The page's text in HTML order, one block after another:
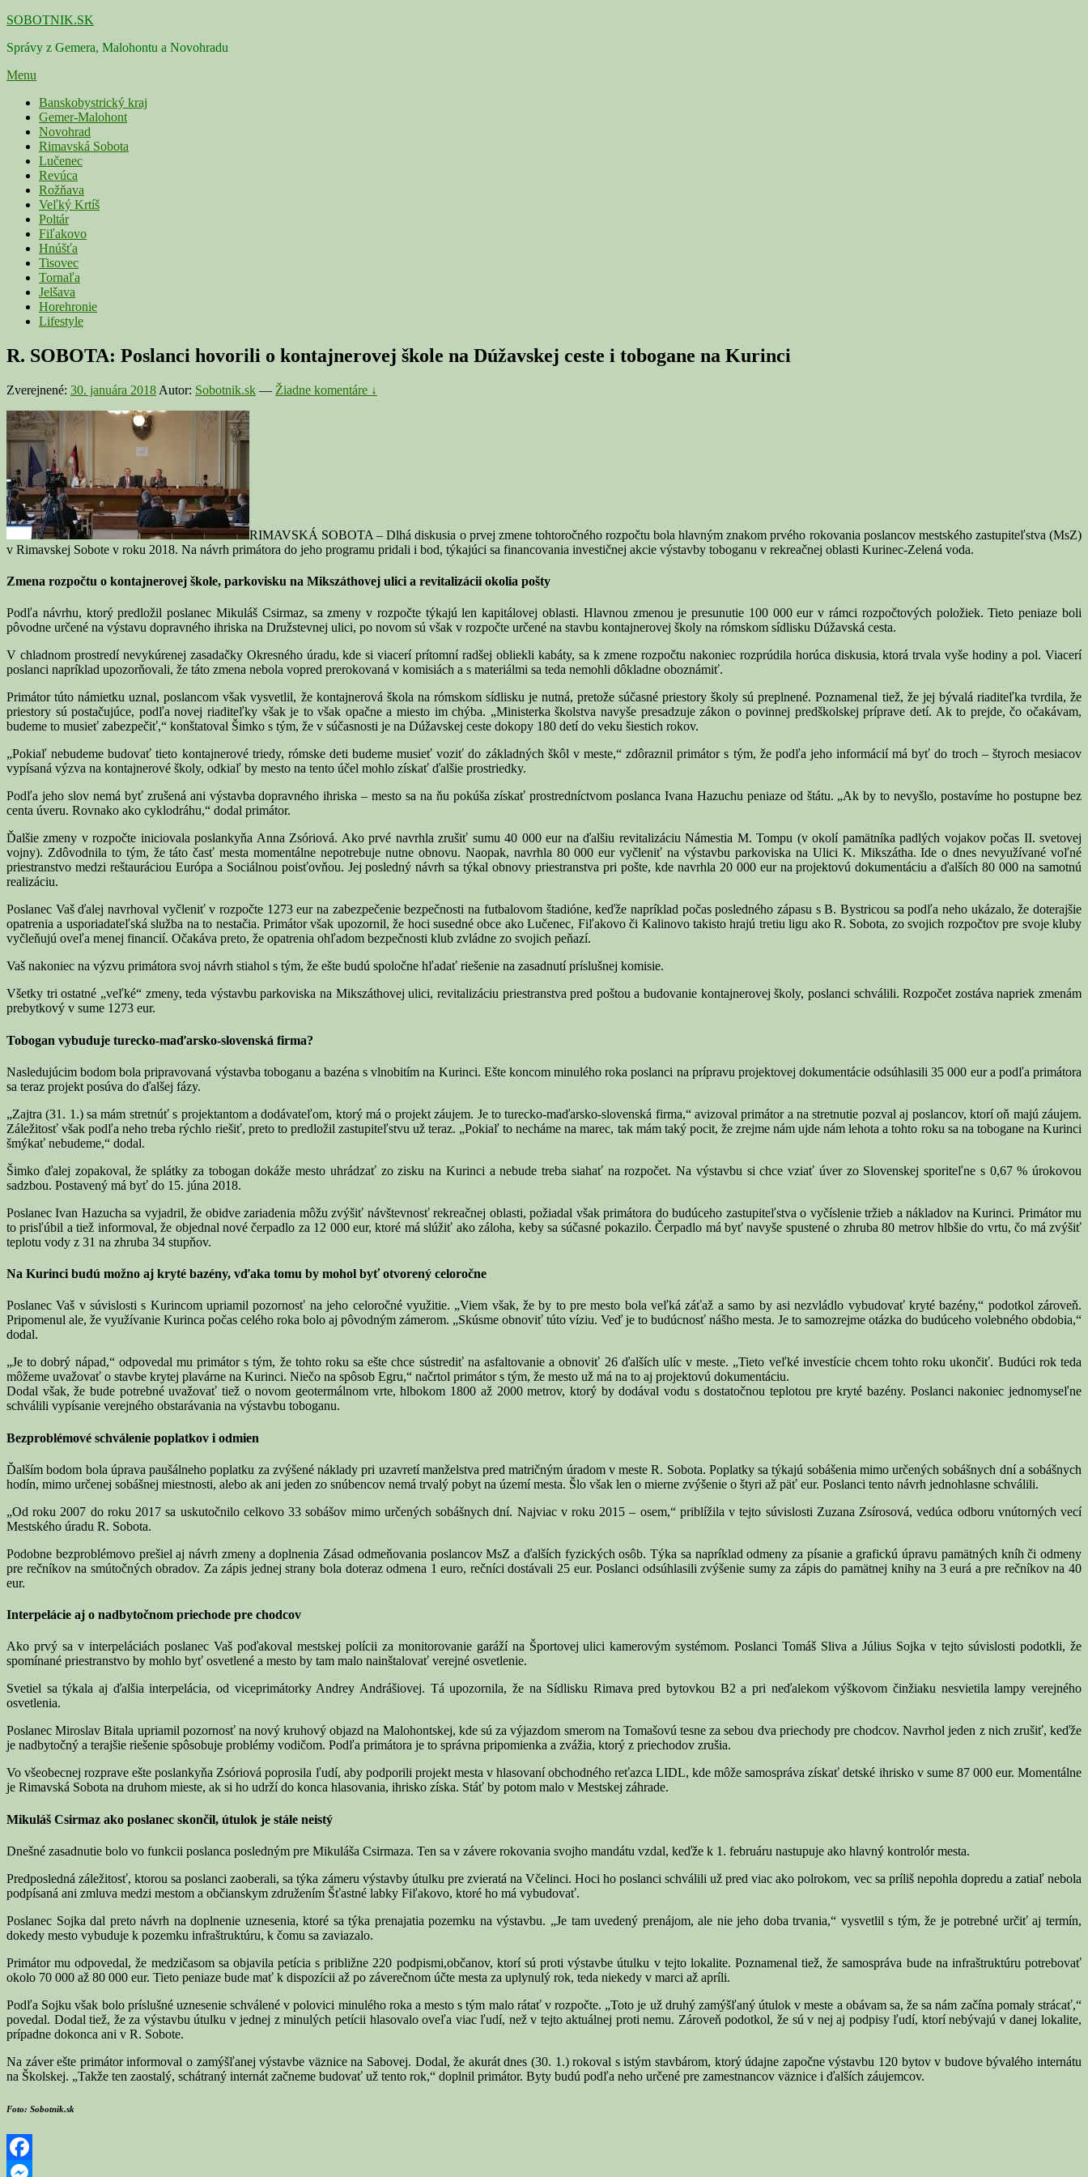
Skip
content
SOBOTNIK.SK
Správy z Gemera, Malohontu a Novohradu
Menu
Primárne
menu
Banskobystrický kraj
Gemer-Malohont
Novohrad
Rimavská Sobota
Lučenec
Revúca
Rožňava
Veľký Krtíš
Poltár
Fiľakovo
Hnúšťa
Tisovec
Tornaľa
Jelšava
Horehronie
Lifestyle
R. SOBOTA: Poslanci hovorili o kontajnerovej škole na Dúžavskej ceste i tobogane na Kurinci
Zverejnené: 30. januára 2018 Autor: Sobotnik.sk — Žiadne komentáre ↓
RIMAVSKÁ SOBOTA – Dlhá diskusia o prvej zmene tohtoročného rozpočtu bola hlavným znakom prvého rokovania poslancov mestského zastupiteľstva (MsZ)
v Rimavskej Sobote v roku 2018. Na návrh primátora do jeho programu pridali i bod, týkajúci sa financovania investičnej akcie výstavby toboganu v rekreačnej oblasti Kurinec-Zelená voda.
Zmena rozpočtu o kontajnerovej škole, parkovisku na Mikszáthovej ulici a revitalizácii okolia pošty
Podľa návrhu, ktorý predložil poslanec Mikuláš Csirmaz, sa zmeny v rozpočte týkajú len kapitálovej oblasti. Hlavnou zmenou je presunutie 100 000 eur v rámci rozpočtových položiek. Tieto peniaze boli
pôvodne určené na výstavu dopravného ihriska na Družstevnej ulici, po novom sú však v rozpočte určené na stavbu kontajnerovej školy na rómskom sídlisku Dúžavská cesta.
V chladnom prostredí nevykúrenej zasadačky Okresného úradu, kde si viacerí prítomní radšej obliekli kabáty, sa k zmene rozpočtu nakoniec rozprúdila horúca diskusia, ktorá trvala vyše hodiny a pol. Viacerí
poslanci napríklad upozorňovali, že táto zmena nebola vopred prerokovaná v komisiách a s materiálmi sa teda nemohli dôkladne oboznámiť.
Primátor túto námietku uznal, poslancom však vysvetlil, že kontajnerová škola na rómskom sídlisku je nutná, pretože súčasné priestory školy sú preplnené. Poznamenal tiež, že jej bývalá riaditeľka tvrdila, že
priestory sú postačujúce, podľa novej riaditeľky však je to však opačne a miesto im chýba. „Ministerka školstva navyše presadzuje zákon o povinnej predškolskej príprave detí. Ak to prejde, čo očakávam,
budeme to musieť zabezpečiť,“ konštatoval Šimko s tým, že v súčasnosti je na Dúžavskej ceste dokopy 180 detí do veku šiestich rokov.
„Pokiaľ nebudeme budovať tieto kontajnerové triedy, rómske deti budeme musieť voziť do základných škôl v meste,“ zdôraznil primátor s tým, že podľa jeho informácií má byť do troch – štyroch mesiacov
vypísaná výzva na kontajnerové školy, odkiaľ by mesto na tento účel mohlo získať ďalšie prostriedky.
Podľa jeho slov nemá byť zrušená ani výstavba dopravného ihriska – mesto sa na ňu pokúša získať prostredníctvom poslanca Ivana Hazuchu peniaze od štátu. „Ak by to nevyšlo, postavíme ho postupne bez
centa úveru. Rovnako ako cyklodráhu,“ dodal primátor.
Ďalšie zmeny v rozpočte iniciovala poslankyňa Anna Zsóriová. Ako prvé navrhla zrušiť sumu 40 000 eur na ďalšiu revitalizáciu Námestia M. Tompu (v okolí pamätníka padlých vojakov počas II. svetovej
vojny). Zdôvodnila to tým, že táto časť mesta momentálne nepotrebuje nutne obnovu. Naopak, navrhla 80 000 eur vyčleniť na výstavbu parkoviska na Ulici K. Mikszátha. Ide o dnes nevyužívané voľné
priestranstvo medzi reštauráciou Európa a Sociálnou poisťovňou. Jej posledný návrh sa týkal obnovy priestranstva pri pošte, kde navrhla 20 000 eur na projektovú dokumentáciu a ďalších 80 000 na samotnú
realizáciu.
Poslanec Vaš ďalej navrhoval vyčleniť v rozpočte 1273 eur na zabezpečenie bezpečnosti na futbalovom štadióne, keďže napríklad počas posledného zápasu s B. Bystricou sa podľa neho ukázalo, že doterajšie
opatrenia a usporiadateľská služba na to nestačia. Primátor však upozornil, že hoci susedné obce ako Lučenec, Fiľakovo či Kalinovo takisto hrajú tretiu ligu ako R. Sobota, zo svojich rozpočtov pre svoje kluby
vyčleňujú oveľa menej financií. Očakáva preto, že opatrenia ohľadom bezpečnosti klub zvládne zo svojich peňazí.
Vaš nakoniec na výzvu primátora svoj návrh stiahol s tým, že ešte budú spoločne hľadať riešenie na zasadnutí príslušnej komisie.
Všetky tri ostatné „veľké“ zmeny, teda výstavbu parkoviska na Mikszáthovej ulici, revitalizáciu priestranstva pred poštou a budovanie kontajnerovej školy, poslanci schválili. Rozpočet zostáva napriek zmenám
prebytkový v sume 1273 eur.
Tobogan vybuduje turecko-maďarsko-slovenská firma?
Nasledujúcim bodom bola pripravovaná výstavba toboganu a bazéna s vlnobitím na Kurinci. Ešte koncom minulého roka poslanci na prípravu projektovej dokumentácie odsúhlasili 35 000 eur a podľa primátora
sa teraz projekt posúva do ďalšej fázy.
„Zajtra (31. 1.) sa mám stretnúť s projektantom a dodávateľom, ktorý má o projekt záujem. Je to turecko-maďarsko-slovenská firma,“ avizoval primátor a na stretnutie pozval aj poslancov, ktorí oň majú záujem.
Záležitosť však podľa neho treba rýchlo riešiť, preto to predložil zastupiteľstvu už teraz. „Pokiaľ to necháme na marec, tak mám taký pocit, že zrejme nám ujde nám lehota a tohto roku sa na tobogane na Kurinci
šmýkať nebudeme,“ dodal.
Šimko ďalej zopakoval, že splátky za tobogan dokáže mesto uhrádzať zo zisku na Kurinci a nebude treba siahať na rozpočet. Na výstavbu si chce vziať úver zo Slovenskej sporiteľne s 0,67 % úrokovou
sadzbou. Postavený má byť do 15. júna 2018.
Poslanec Ivan Hazucha sa vyjadril, že obidve zariadenia môžu zvýšiť návštevnosť rekreačnej oblasti, požiadal však primátora do budúceho zastupiteľstva o vyčíslenie tržieb a nákladov na Kurinci. Primátor mu
to prisľúbil a tiež informoval, že objednal nové čerpadlo za 12 000 eur, ktoré má slúžiť ako záloha, keby sa súčasné pokazilo. Čerpadlo má byť navyše spustené o zhruba 80 metrov hlbšie do vrtu, čo má zvýšiť
teplotu vody z 31 na zhruba 34 stupňov.
Na Kurinci budú možno aj kryté bazény, vďaka tomu by mohol byť otvorený celoročne
Poslanec Vaš v súvislosti s Kurincom upriamil pozornosť na jeho celoročné využitie. „Viem však, že by to pre mesto bola veľká záťaž a samo by asi nezvládlo vybudovať kryté bazény,“ podotkol zároveň.
Pripomenul ale, že využívanie Kurinca počas celého roka bolo aj pôvodným zámerom. „Skúsme obnoviť túto víziu. Veď je to budúcnosť nášho mesta. Je to samozrejme otázka do budúceho volebného obdobia,“
dodal.
„Je to dobrý nápad,“ odpovedal mu primátor s tým, že tohto roku sa ešte chce sústrediť na asfaltovanie a obnoviť 26 ďalších ulíc v meste. „Tieto veľké investície chcem tohto roku ukončiť. Budúci rok teda
môžeme uvažovať o stavbe krytej plavárne na Kurinci. Niečo na spôsob Egru,“ načrtol primátor s tým, že mesto už má na to aj projektovú dokumentáciu.
Dodal však, že bude potrebné uvažovať tiež o novom geotermálnom vrte, hlbokom 1800 až 2000 metrov, ktorý by dodával vodu s dostatočnou teplotou pre kryté bazény. Poslanci nakoniec jednomyseľne
schválili vypísanie verejného obstarávania na výstavbu toboganu.
Bezproblémové schválenie poplatkov i odmien
Ďalším bodom bola úprava paušálneho poplatku za zvýšené náklady pri uzavretí manželstva pred matričným úradom v meste R. Sobota. Poplatky sa týkajú sobášenia mimo určených sobášnych dní a sobášnych
hodín, mimo určenej sobášnej miestnosti, alebo ak ani jeden zo snúbencov nemá trvalý pobyt na území mesta. Šlo však len o mierne zvýšenie o štyri až päť eur. Poslanci tento návrh jednohlasne schválili.
„Od roku 2007 do roku 2017 sa uskutočnilo celkovo 33 sobášov mimo určených sobášnych dní. Najviac v roku 2015 – osem,“ priblížila v tejto súvislosti Zuzana Zsírosová, vedúca odboru vnútorných vecí
Mestského úradu R. Sobota.
Podobne bezproblémovo prešiel aj návrh zmeny a doplnenia Zásad odmeňovania poslancov MsZ a ďalších fyzických osôb. Týka sa napríklad odmeny za písanie a grafickú úpravu pamätných kníh či odmeny
pre rečníkov na smútočných obradov. Za zápis jednej strany bola doteraz odmena 1 euro, rečníci dostávali 25 eur. Poslanci odsúhlasili zvýšenie sumy za zápis do pamätnej knihy na 3 eurá a pre rečníkov na 40
eur.
Interpelácie aj o nadbytočnom priechode pre chodcov
Ako prvý sa v interpeláciách poslanec Vaš poďakoval mestskej polícii za monitorovanie garáží na Športovej ulici kamerovým systémom. Poslanci Tomáš Sliva a Július Sojka v tejto súvislosti podotkli, že
spomínané priestranstvo by mohlo byť osvetlené a mesto by tam malo nainštalovať verejné osvetlenie.
Svetiel sa týkala aj ďalšia interpelácia, od viceprimátorky Andrey Andrášiovej. Tá upozornila, že na Sídlisku Rimava pred bytovkou B2 a pri neďalekom výškovom činžiaku nesvietila lampy verejného
osvetlenia.
Poslanec Miroslav Bitala upriamil pozornosť na nový kruhový objazd na Malohontskej, kde sú za výjazdom smerom na Tomašovú tesne za sebou dva priechody pre chodcov. Navrhol jeden z nich zrušiť, keďže
je nadbytočný a terajšie riešenie spôsobuje problémy vodičom. Podľa primátora je to správna pripomienka a zvážia, ktorý z priechodov zrušia.
Vo všeobecnej rozprave ešte poslankyňa Zsóriová poprosila ľudí, aby podporili projekt mesta v hlasovaní obchodného reťazca LIDL, kde môže samospráva získať detské ihrisko v sume 87 000 eur. Momentálne
je Rimavská Sobota na druhom mieste, ak si ho udrží do konca hlasovania, ihrisko získa. Stáť by potom malo v Mestskej záhrade.
Mikuláš Csirmaz ako poslanec skončil, útulok je stále neistý
Dnešné zasadnutie bolo vo funkcii poslanca posledným pre Mikuláša Csirmaza. Ten sa v závere rokovania svojho mandátu vzdal, keďže k 1. februáru nastupuje ako hlavný kontrolór mesta.
Predposledná záležitosť, ktorou sa poslanci zaoberali, sa týka zámeru výstavby útulku pre zvieratá na Včelinci. Hoci ho poslanci schválili už pred viac ako polrokom, vec sa príliš nepohla dopredu a zatiaľ nebola
podpísaná ani zmluva medzi mestom a občianskym združením Šťastné labky Fiľakovo, ktoré ho má vybudovať.
Poslanec Sojka dal preto návrh na doplnenie uznesenia, ktoré sa týka prenajatia pozemku na výstavbu. „Je tam uvedený prenájom, ale nie jeho doba trvania,“ vysvetlil s tým, že je potrebné určiť aj termín,
dokedy mesto vybuduje k pozemku infraštruktúru, k čomu sa zaviazalo.
Primátor mu odpovedal, že medzičasom sa objavila petícia s približne 220 podpismi,občanov, ktorí sú proti výstavbe útulku v tejto lokalite. Poznamenal tiež, že samospráva bude na infraštruktúru potrebovať
okolo 70 000 až 80 000 eur. Tieto peniaze bude mať k dispozícii až po záverečnom účte mesta za uplynulý rok, teda niekedy v marci až apríli.
Podľa Sojku však bolo príslušné uznesenie schválené v polovici minulého roka a mesto s tým malo rátať v rozpočte. „Toto je už druhý zamýšľaný útulok v meste a obávam sa, že sa nám začína pomaly strácať,“
povedal. Dodal tiež, že za výstavbu útulku v jednej z minulých petícii hlasovalo oveľa viac ľudí, než v tejto aktuálnej proti nemu. Zároveň podotkol, že sú v nej aj podpisy ľudí, ktorí nebývajú v danej lokalite,
prípadne dokonca ani v R. Sobote.
Na záver ešte primátor informoval o zamýšľanej výstavbe väznice na Sabovej. Dodal, že akurát dnes (30. 1.) rokoval s istým stavbárom, ktorý údajne započne výstavbu 120 bytov v budove bývalého internátu
na Školskej. „Takže ten zaostalý, schátraný internát začneme budovať už tento rok,“ doplnil primátor. Byty budú podľa neho určené pre zamestnancov väznice i ďalších záujemcov.
Foto: Sobotnik.sk
Facebook